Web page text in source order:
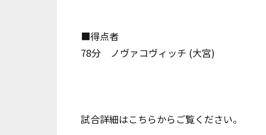
■得点者
78分 ノヴァコヴィッチ (大宮)
試合詳細はこちらからご覧ください。